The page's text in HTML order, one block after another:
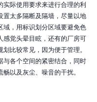
实际使用要求来进行合理的利
置太多隔断及隔墙，尽量以地
域，用标识划分区域要避免色
感觉头晕目眩，还有的厂房可
比较常见，因为便于管理。
与各个空间的紧密结合，同时
以及灰尘、噪音的干扰。